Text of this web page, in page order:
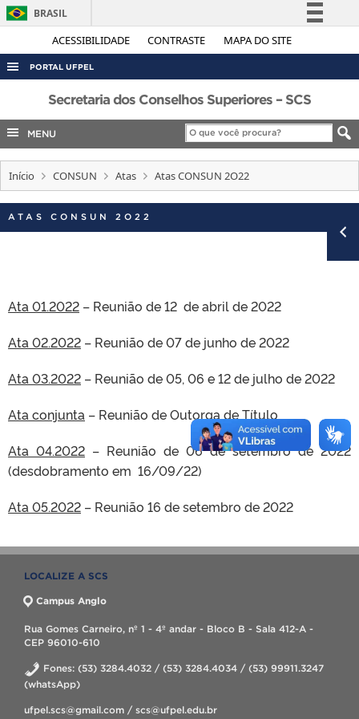
ACESSIBILIDADE CONTRASTE MAPA DO SITE
BRASIL
Simplifique!
Acesso à informação
Legislação
Canais
PORTAL UFPEL
ACESSO À INFORMAÇÃO
AUDITORIA
COBALTO
CONCURSOS
EDITAIS
INTERNACIONAL
TELEFONES
Secretaria dos Conselhos Superiores – SCS
MENU
Início CONSUN Atas Atas CONSUN 2O22
ATAS CONSUN 2O22
Ata 01.2022 – Reunião de 12 de abril de 2022
Ata 02.2022 – Reunião de 07 de junho de 2022
Ata 03.2022 – Reunião de 05, 06 e 12 de julho de 2022
Ata conjunta – Reunião de Outorga de Título
Ata 04.2022 – Reunião de 06 de setembro de 2022
(desdobramento em 16/09/22)
Ata 05.2022 – Reunião 16 de setembro de 2022
LOCALIZE A SCS
Campus Anglo
Rua Gomes Carneiro, nº 1 - 4º andar - Bloco B - Sala 412-A -
CEP 96010-610
Fones: (53) 3284.4032 / (53) 3284.4034 / (53) 99911.3247
(whatsApp)
ufpel.scs@gmail.com / scs@ufpel.edu.br